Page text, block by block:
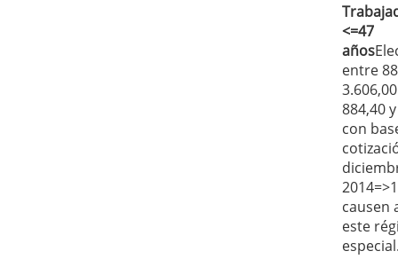
<=47
años
entre
884,40
con
causen
este